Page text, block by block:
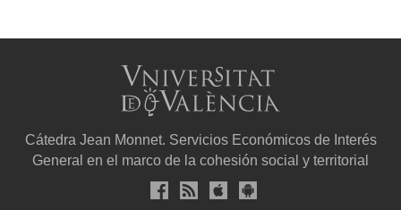
Cátedra Jean Monnet. Servicios Económicos de Interés
General en el marco de la cohesión social y territorial